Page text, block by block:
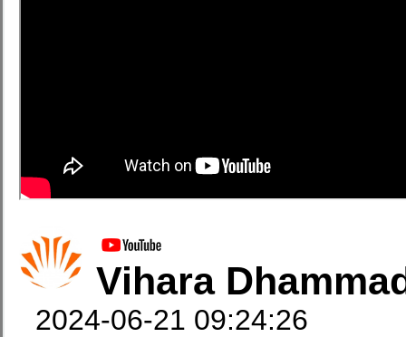
Vihara
2024-06-21 09:24:26